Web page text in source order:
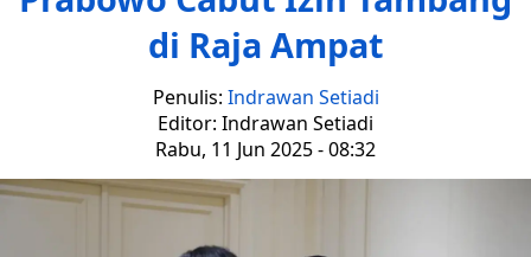
di Raja Ampat
Penulis: Indrawan Setiadi
Editor: Indrawan Setiadi
Rabu, 11 Jun 2025 - 08:32